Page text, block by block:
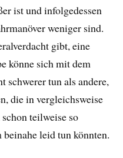
ist und infolgedessen
weniger sind.
gibt, eine
könne sich mit dem
schwerer tun als andere,
die in vergleichsweise
teilweise so
leid tun könnten.